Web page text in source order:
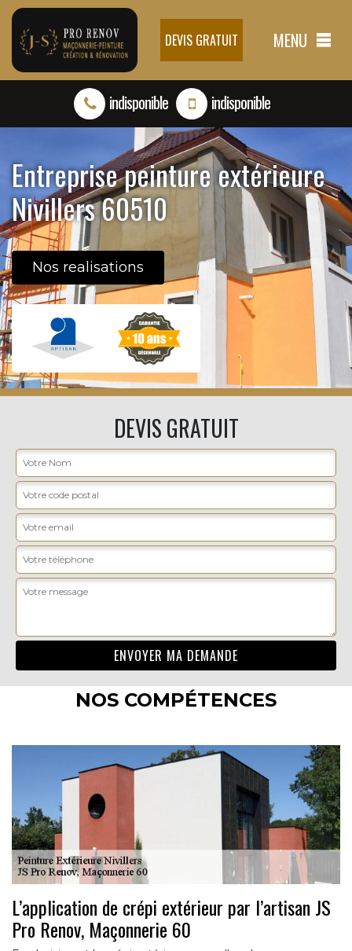
DEVIS GRATUIT MENU
indisponible indisponible
Entreprise peinture extérieure
Nivillers 60510
Nos realisations
DEVIS GRATUIT
NOS COMPÉTENCES
L’application de crépi extérieur par l’artisan JS
Pro Renov, Maçonnerie 60